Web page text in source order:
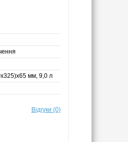
мм, 9,0 л
Відгуки (0)